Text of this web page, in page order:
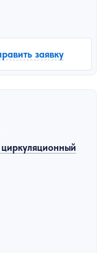
заявку